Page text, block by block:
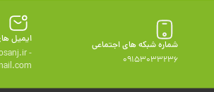
شماره شبکه های اجتماعی
09153033236
ایمیل
-